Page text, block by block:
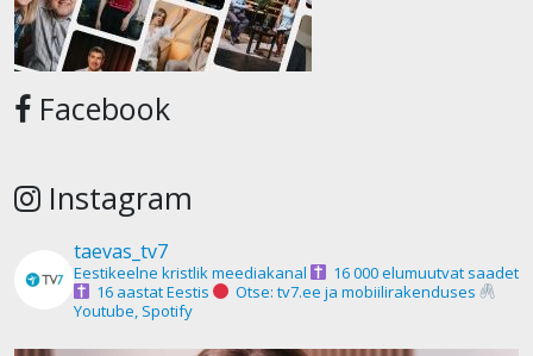
Facebook
Instagram
taevas_tv7
Eestikeelne kristlik meediakanal
16 000 elumuutvat saadet
16 aastat Eestis
Otse: tv7.ee ja mobiilirakenduses
Youtube, Spotify